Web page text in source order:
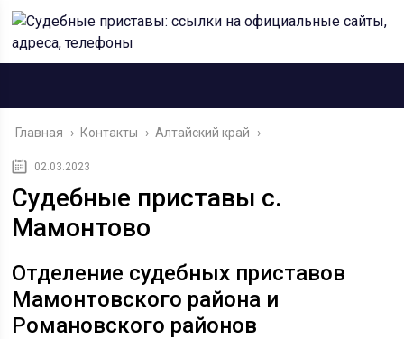
Главная › Контакты › Алтайский край ›
02.03.2023
Судебные приставы c.
Мамонтово
Отделение судебных приставов
Мамонтовского района и
Романовского районов